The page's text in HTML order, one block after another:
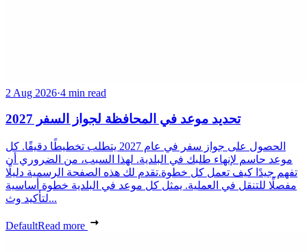
2 Aug 2026·4 min read
تحديد موعد في المحافظة لجواز السفر 2027
الحصول على جواز سفر في عام 2027 يتطلب تخطيطًا دقيقًا. كل
موعد حاسم لإنهاء طلبك في البلدية. لهذا السبب، من الضروري أن
تفهم جيدًا كيف تعمل كل خطوة.تقدم لك هذه الصفحة الرسمية دليلًا
مفصلًا للتنقل في العملية. يمثل كل موعد في البلدية خطوة أساسية
لتأكيد وث...
DefaultRead more